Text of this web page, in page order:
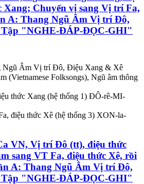
Chuyển vị sang Vị trí Fa,
A: Thang Ngũ Âm Vị trí Đô,
"NGHE-ĐÁP-ĐỌC-GHI"
Ngũ Âm Vị trí Đô, Điệu Xang & Xê
(Vietnamese Folksongs), Ngũ âm thông
thức Xang (hệ thống 1) ĐÔ-rê-MI-
điệu thức Xê (hệ thống 3) XON-la-
VN, Vị trí Đô (tt), điệu thức
sang VT Fa, điệu thức Xê, rồi
A: Thang Ngũ Âm Vị trí Đô,
"NGHE-ĐÁP-ĐỌC-GHI"